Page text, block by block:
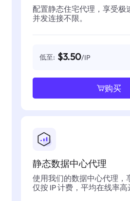
配置静态住宅代理，享受极
并发连接不限。
低至: $3.50/IP
购买
静态数据中心代理
使用我们的数据中心代理，
仅按 IP 计费，平均在线率高